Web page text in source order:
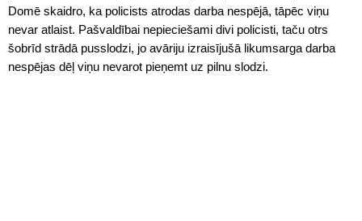
Domē skaidro, ka policists atrodas darba nespējā, tāpēc viņu
nevar atlaist. Pašvaldībai nepieciešami divi policisti, taču otrs
šobrīd strādā pusslodzi, jo avāriju izraisījušā likumsarga darba
nespējas dēļ viņu nevarot pieņemt uz pilnu slodzi.